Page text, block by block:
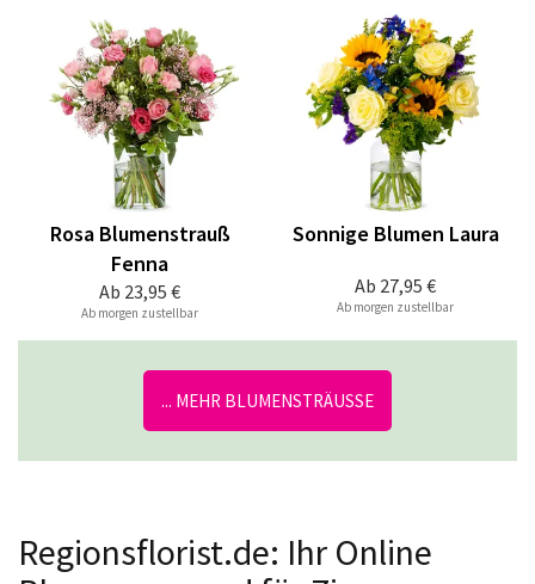
Ab 23,95 €
Rosa Blumenstrauß
Fenna
Ab morgen zustellbar
Ab 27,95 €
Sonnige Blumen Laura
Ab morgen zustellbar
... MEHR BLUMENSTRÄUSSE
Regionsflorist.de: Ihr Online